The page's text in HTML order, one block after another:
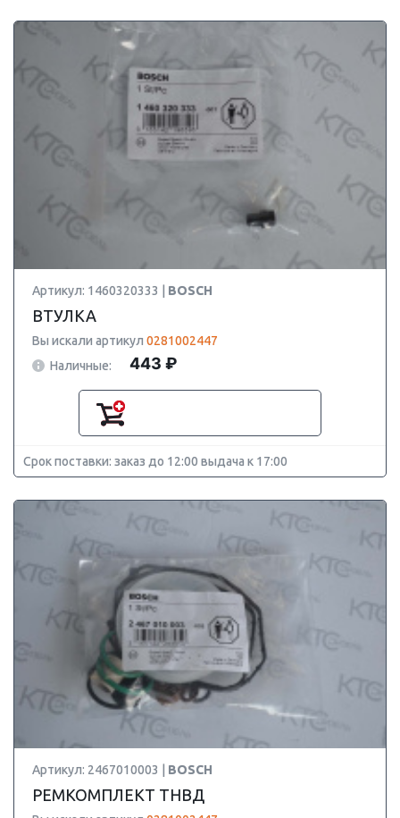
Артикул: 1460320333 | BOSCH
ВТУЛКА
Вы искали артикул 0281002447
Наличные:
443 ₽
Срок поставки: заказ до 12:00 выдача к 17:00
Артикул: 2467010003 | BOSCH
РЕМКОМПЛЕКТ ТНВД